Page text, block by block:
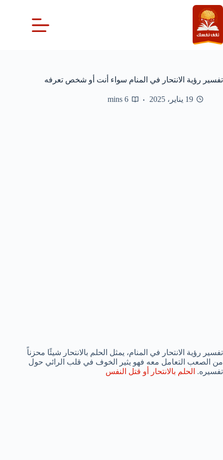
التجاوز
إلى
المحتوى
تفسير رؤية الانتحار في المنام سواء أنت أو شخص تعرفه
19 يناير، 2025 6 mins
تفسير رؤية الانتحار في المنام، يمثل الحلم بالانتحار شيئًا محزناً
من الصعب التعامل معه فهو يثير الخوف في قلب الرائي حول
تفسيره. الحلم بالانتحار أو قتل النفس